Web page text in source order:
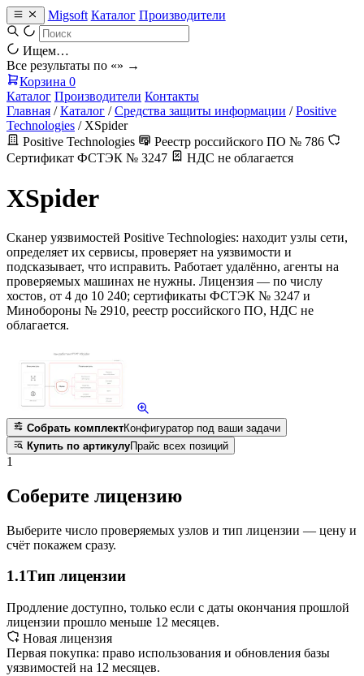
Migsoft Каталог Производители
Ищем…
Все результаты по «» →
Корзина 0
Каталог Производители Контакты
Главная / Каталог / Средства защиты информации / Positive
Technologies / XSpider
Positive Technologies
Реестр российского ПО № 786
Сертификат ФСТЭК № 3247
НДС не облагается
XSpider
Сканер уязвимостей Positive Technologies: находит узлы сети,
определяет их сервисы, проверяет на уязвимости и
подсказывает, что исправить. Работает удалённо, агенты на
проверяемых машинах не нужны. Лицензия — по числу
хостов, от 4 до 10 240; сертификаты ФСТЭК № 3247 и
Минобороны № 2910, реестр российского ПО, НДС не
облагается.
Собрать комплектКонфигуратор под ваши задачи
Купить по артикулуПрайс всех позиций
1
Соберите лицензию
Выберите число проверяемых узлов и тип лицензии — цену и
счёт покажем сразу.
1.1Тип лицензии
Продление доступно, только если с даты окончания прошлой
лицензии прошло меньше 12 месяцев.
Новая лицензия
Первая покупка: право использования и обновления базы
уязвимостей на 12 месяцев.